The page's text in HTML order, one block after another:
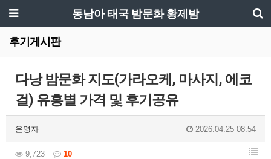
동남아 태국 밤문화 황제밤
후기게시판
다낭 밤문화 지도(가라오케, 마사지, 에코
걸) 유흥별 가격 및 후기공유
운영자 2026.04.25 08:54
9,723 10